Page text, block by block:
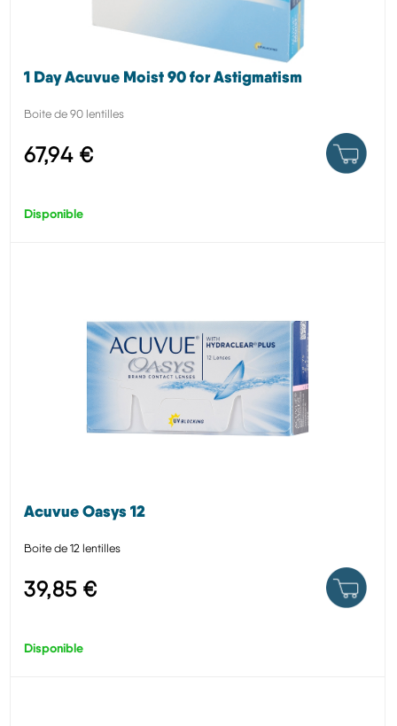
1 Day Acuvue Moist 90 for Astigmatism
Boite de 90 lentilles
67,94 €
Disponible
Acuvue Oasys 12
Boite de 12 lentilles
39,85 €
Disponible